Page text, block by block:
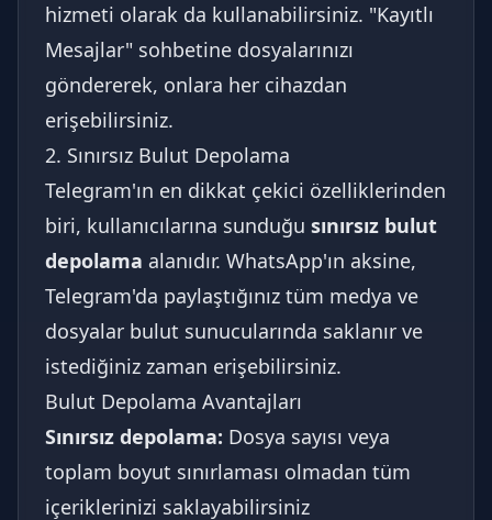
hizmeti olarak da kullanabilirsiniz. "Kayıtlı
Mesajlar" sohbetine dosyalarınızı
göndererek, onlara her cihazdan
erişebilirsiniz.
2. Sınırsız Bulut Depolama
Telegram'ın en dikkat çekici özelliklerinden
biri, kullanıcılarına sunduğu sınırsız bulut
depolama alanıdır. WhatsApp'ın aksine,
Telegram'da paylaştığınız tüm medya ve
dosyalar bulut sunucularında saklanır ve
istediğiniz zaman erişebilirsiniz.
Bulut Depolama Avantajları
Sınırsız depolama: Dosya sayısı veya
toplam boyut sınırlaması olmadan tüm
içeriklerinizi saklayabilirsiniz